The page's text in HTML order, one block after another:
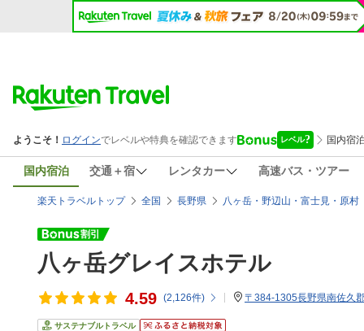
国内宿泊 交通＋宿 レンタカー 高速バス・ツアー
楽天トラベルトップ 全国 長野県 八ヶ岳・野辺山・富士見・原村
八ヶ岳グレイスホテル
4.59 (2,126件) 〒384-1305長野県南佐久
サステナブルトラベル